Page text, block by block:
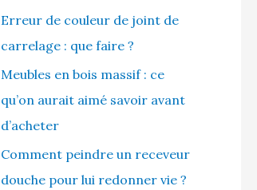
Erreur de couleur de joint de
carrelage : que faire ?
Meubles en bois massif : ce
qu’on aurait aimé savoir avant
d’acheter
Comment peindre un receveur
douche pour lui redonner vie ?